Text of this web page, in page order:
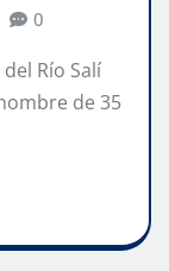
0
Río Salí
de 35